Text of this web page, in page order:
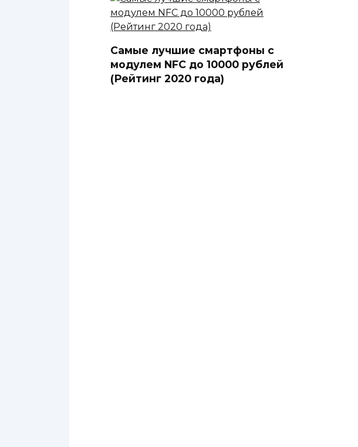
Самые лучшие смартфоны с
модулем NFC до 10000 рублей
(Рейтинг 2020 года)